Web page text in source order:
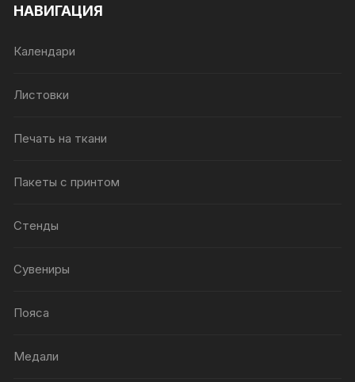
НАВИГАЦИЯ
Календари
Листовки
Печать на ткани
Пакеты с принтом
Стенды
Сувениры
Пояса
Медали